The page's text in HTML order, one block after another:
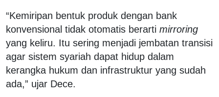
“Kemiripan bentuk produk dengan bank
konvensional tidak otomatis berarti mirroring
yang keliru. Itu sering menjadi jembatan transisi
agar sistem syariah dapat hidup dalam
kerangka hukum dan infrastruktur yang sudah
ada,” ujar Dece.